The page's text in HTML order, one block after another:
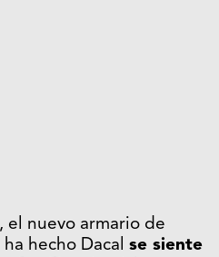
el nuevo armario de
hecho Dacal se siente